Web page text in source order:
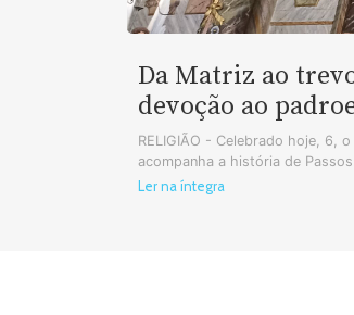
Da Matriz ao
devoção ao
RELIGIÃO - Celebrado hoje, 6,
acompanha a história de
Ler na íntegra